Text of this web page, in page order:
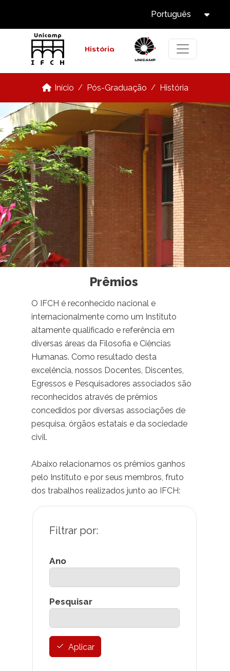
Select
Português
História
Início Pós-Graduação História
Prêmios
O IFCH é reconhecido nacional e
internacionalmente como um Instituto
altamente qualificado e referência em
diversas áreas da Filosofia e Ciências
Humanas. Como resultado desta
excelência, nossos Docentes, Discentes,
Egressos e Pesquisadores associados são
reconhecidos através de prêmios
concedidos por diversas associações de
pesquisa, órgãos estatais e da sociedade
civil.
Abaixo relacionamos os prêmios ganhos
pelo Instituto e por seus membros, fruto
dos trabalhos realizados junto ao IFCH:
Ano
Pesquisar
Aplicar